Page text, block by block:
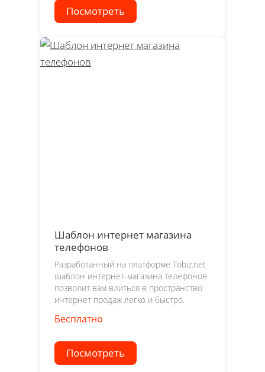
Посмотреть
Шаблон интернет магазина
телефонов
Разработанный на платформе Tobiz.net
шаблон интернет-магазина телефонов
позволит вам влиться в пространство
интернет продаж легко и быстро.
Бесплатно
Посмотреть